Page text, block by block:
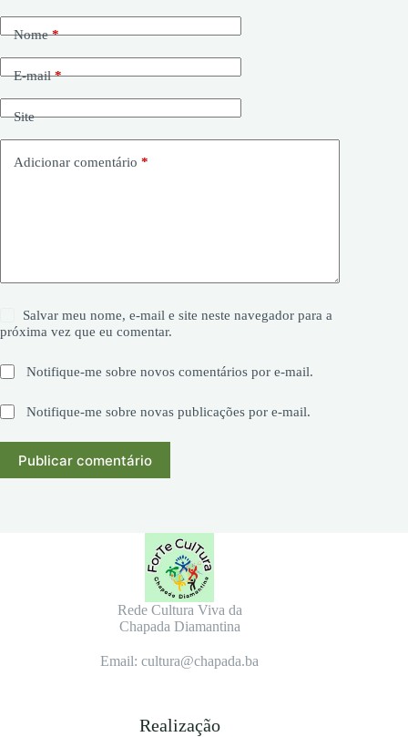
Nome*
E-mail*
Site
Adicionar comentário *
Salvar meu nome, e-mail e site neste navegador para a
próxima vez que eu comentar.
Notifique-me sobre novos comentários por e-mail.
Notifique-me sobre novas publicações por e-mail.
Publicar comentário
Rede Cultura Viva da
Chapada Diamantina
Email: cultura@chapada.ba
Realização